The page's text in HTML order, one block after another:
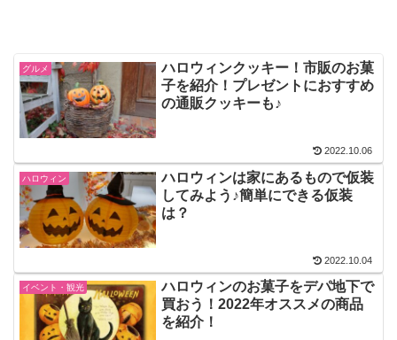
グルメ
ハロウィンクッキー！市販のお菓
子を紹介！プレゼントにおすすめ
の通販クッキーも♪
2022.10.06
ハロウィン
ハロウィンは家にあるもので仮装
してみよう♪簡単にできる仮装
は？
2022.10.04
イベント・観光
ハロウィンのお菓子をデパ地下で
買おう！2022年オススメの商品
を紹介！